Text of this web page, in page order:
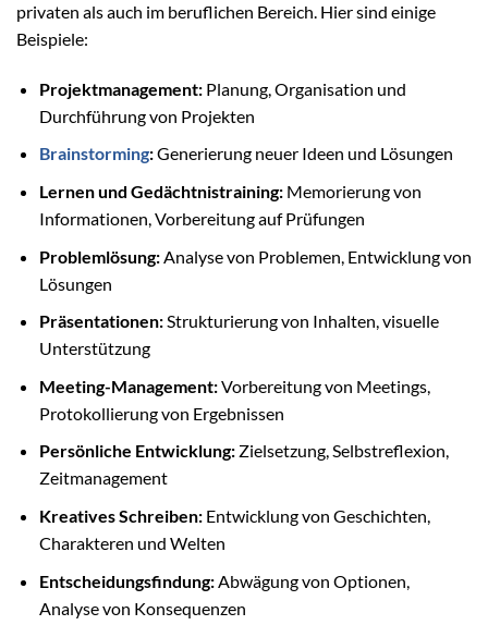
privaten als auch im beruflichen Bereich. Hier sind einige
Beispiele:
Projektmanagement:Planung, Organisation und
Durchführung von Projekten
Brainstorming:Generierung neuer Ideen und Lösungen
Lernen und Gedächtnistraining:Memorierung von
Informationen, Vorbereitung auf Prüfungen
Problemlösung:Analyse von Problemen, Entwicklung von
Lösungen
Präsentationen:Strukturierung von Inhalten, visuelle
Unterstützung
Meeting-Management:Vorbereitung von Meetings,
Protokollierung von Ergebnissen
Persönliche Entwicklung:Zielsetzung, Selbstreflexion,
Zeitmanagement
Kreatives Schreiben:Entwicklung von Geschichten,
Charakteren und Welten
Entscheidungsfindung:Abwägung von Optionen,
Analyse von Konsequenzen